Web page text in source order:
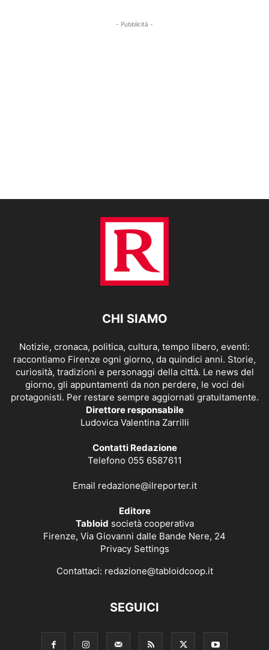
- Pubblicità -
CHI SIAMO
Notizie, cronaca, politica, cultura, tempo libero, eventi:
raccontiamo Firenze ogni giorno, da quindici anni. Storie,
curiosità, tradizioni e personaggi della città. Le news del
giorno, gli appuntamenti da non perdere, le voci dei
protagonisti. Per restare sempre aggiornati gratuitamente.
Direttore responsabile
Ludovica Valentina Zarrilli
Contatti Redazione
Telefono 055 6587611
Email redazione@ilreporter.it
Editore
Tabloid società cooperativa
Firenze, Via Giovanni dalle Bande Nere, 24
Privacy Settings
Contattaci: redazione@tabloidcoop.it
SEGUICI